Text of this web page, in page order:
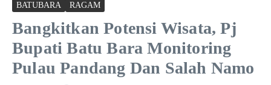
BATUBARA RAGAM
Bangkitkan Potensi Wisata, Pj
Bupati Batu Bara Monitoring
Pulau Pandang Dan Salah Namo